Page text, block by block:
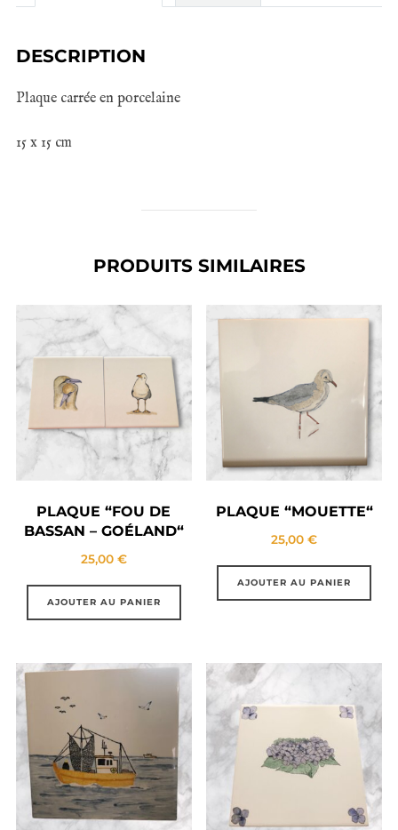
DESCRIPTION
Plaque carrée en porcelaine
15 x 15 cm
PRODUITS SIMILAIRES
PLAQUE “FOU DE
BASSAN – GOÉLAND“
25,00 €
AJOUTER AU PANIER
PLAQUE “MOUETTE“
25,00€
AJOUTER AU PANIER